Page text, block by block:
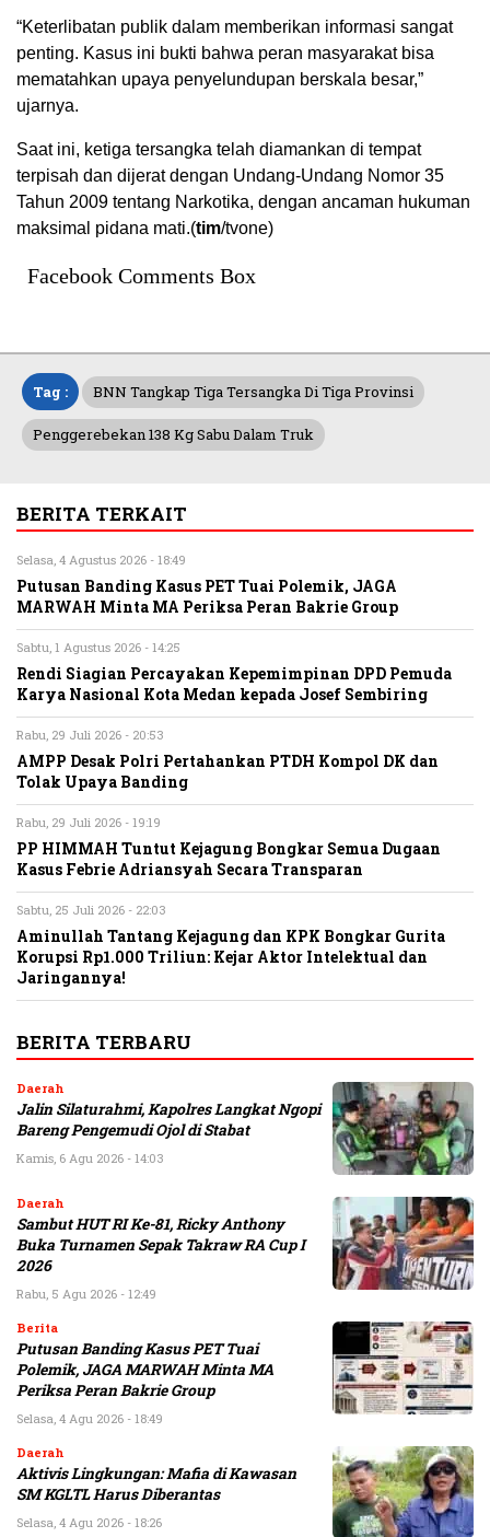
“Keterlibatan publik dalam memberikan informasi sangat
penting. Kasus ini bukti bahwa peran masyarakat bisa
mematahkan upaya penyelundupan berskala besar,”
ujarnya.
Saat ini, ketiga tersangka telah diamankan di tempat
terpisah dan dijerat dengan Undang-Undang Nomor 35
Tahun 2009 tentang Narkotika, dengan ancaman hukuman
maksimal pidana mati.(tim/tvone)
Facebook Comments Box
Tag : BNN Tangkap Tiga Tersangka Di Tiga Provinsi
Penggerebekan 138 Kg Sabu Dalam Truk
BERITA TERKAIT
Selasa, 4 Agustus 2026 - 18:49
Putusan Banding Kasus PET Tuai Polemik, JAGA
MARWAH Minta MA Periksa Peran Bakrie Group
Sabtu, 1 Agustus 2026 - 14:25
Rendi Siagian Percayakan Kepemimpinan DPD Pemuda
Karya Nasional Kota Medan kepada Josef Sembiring
Rabu, 29 Juli 2026 - 20:53
AMPP Desak Polri Pertahankan PTDH Kompol DK dan
Tolak Upaya Banding
Rabu, 29 Juli 2026 - 19:19
PP HIMMAH Tuntut Kejagung Bongkar Semua Dugaan
Kasus Febrie Adriansyah Secara Transparan
Sabtu, 25 Juli 2026 - 22:03
Aminullah Tantang Kejagung dan KPK Bongkar Gurita
Korupsi Rp1.000 Triliun: Kejar Aktor Intelektual dan
Jaringannya!
BERITA TERBARU
Daerah
Jalin Silaturahmi, Kapolres Langkat Ngopi
Bareng Pengemudi Ojol di Stabat
Kamis, 6 Agu 2026 - 14:03
Daerah
Sambut HUT RI Ke-81, Ricky Anthony
Buka Turnamen Sepak Takraw RA Cup I
2026
Rabu, 5 Agu 2026 - 12:49
Berita
Putusan Banding Kasus PET Tuai
Polemik, JAGA MARWAH Minta MA
Periksa Peran Bakrie Group
Selasa, 4 Agu 2026 - 18:49
Daerah
Aktivis Lingkungan: Mafia di Kawasan
SM KGLTL Harus Diberantas
Selasa, 4 Agu 2026 - 18:26